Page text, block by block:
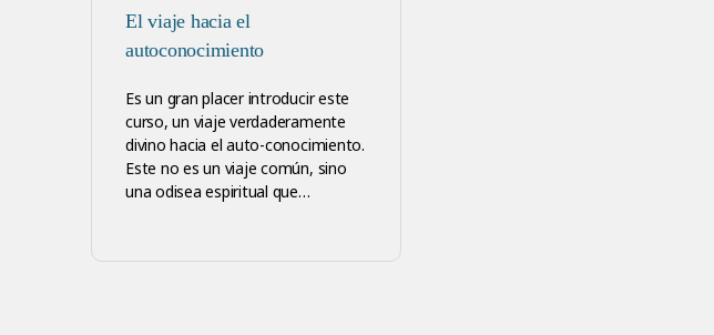
El viaje hacia el
autoconocimiento
Es un gran placer introducir este
curso, un viaje verdaderamente
divino hacia el auto-conocimiento.
Este no es un viaje común, sino
una odisea espiritual que…